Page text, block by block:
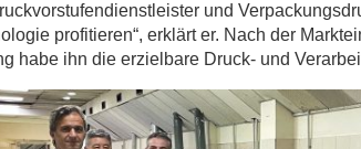
und
profitieren“, erklärt er. Nach der
habe ihn die erzielbare Druck- und